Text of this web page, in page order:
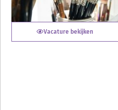
Vacature bekijken